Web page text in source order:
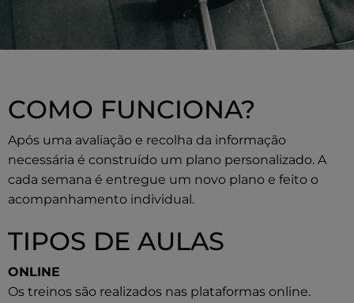
COMO FUNCIONA?
Após uma avaliação e recolha da informação
necessária é construído um plano personalizado. A
cada semana é entregue um novo plano e feito o
acompanhamento individual.
TIPOS DE AULAS
ONLINE
Os treinos são realizados nas plataformas online.